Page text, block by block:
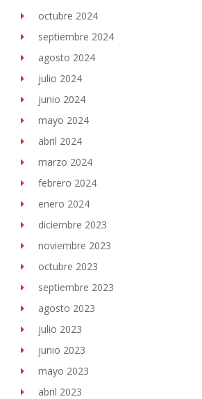
octubre 2024
septiembre 2024
agosto 2024
julio 2024
junio 2024
mayo 2024
abril 2024
marzo 2024
febrero 2024
enero 2024
diciembre 2023
noviembre 2023
octubre 2023
septiembre 2023
agosto 2023
julio 2023
junio 2023
mayo 2023
abril 2023